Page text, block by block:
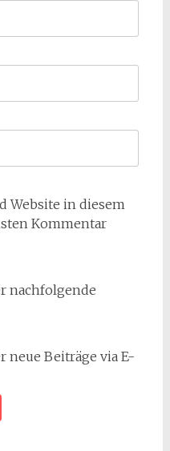
Website in diesem
Kommentar
nachfolgende
neue Beiträge via E-